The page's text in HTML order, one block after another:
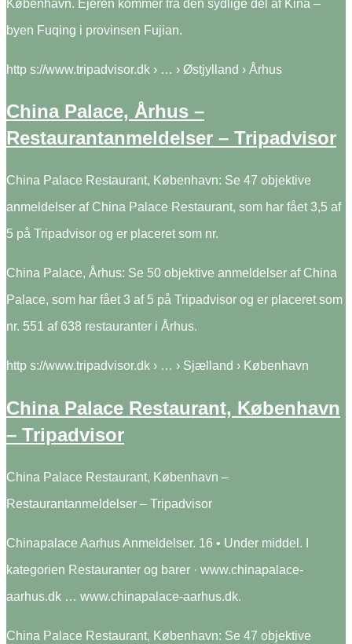
København. Ejeren kommer fra den sydlige del af Kina –
byen Fuqing i provinsen Fujian.
http s://www.tripadvisor.dk › … › Østjylland › Århus
China Palace, Århus –
Restaurantanmeldelser – Tripadvisor
China Palace Restaurant, København: Se 47 objektive
anmeldelser af China Palace Restaurant, som har fået 3,5 af
5 på Tripadvisor og er placeret som nr.
China Palace, Århus: Se 50 objektive anmeldelser af China
Palace, som har fået 3 af 5 på Tripadvisor og er placeret som
nr. 551 af 638 restauranter i Århus.
http s://www.tripadvisor.dk › … › Sjælland › København
China Palace Restaurant, København
– Tripadvisor
China Palace Restaurant, København –
Restaurantanmeldelser – Tripadvisor
Chinapalace Aarhus Anmeldelser. 16 • Under middel. I
kategorien Restauranter og barer · www.chinapalace-
aarhus.dk … www.chinapalace-aarhus.dk.
China Palace Restaurant, København: Se 47 objektive